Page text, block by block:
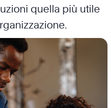
quella più utile